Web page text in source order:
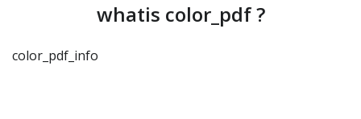
whatis color_pdf ?
color_pdf_info